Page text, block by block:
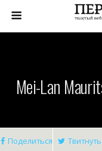
Mei-Lan
Поделиться Твитнуть